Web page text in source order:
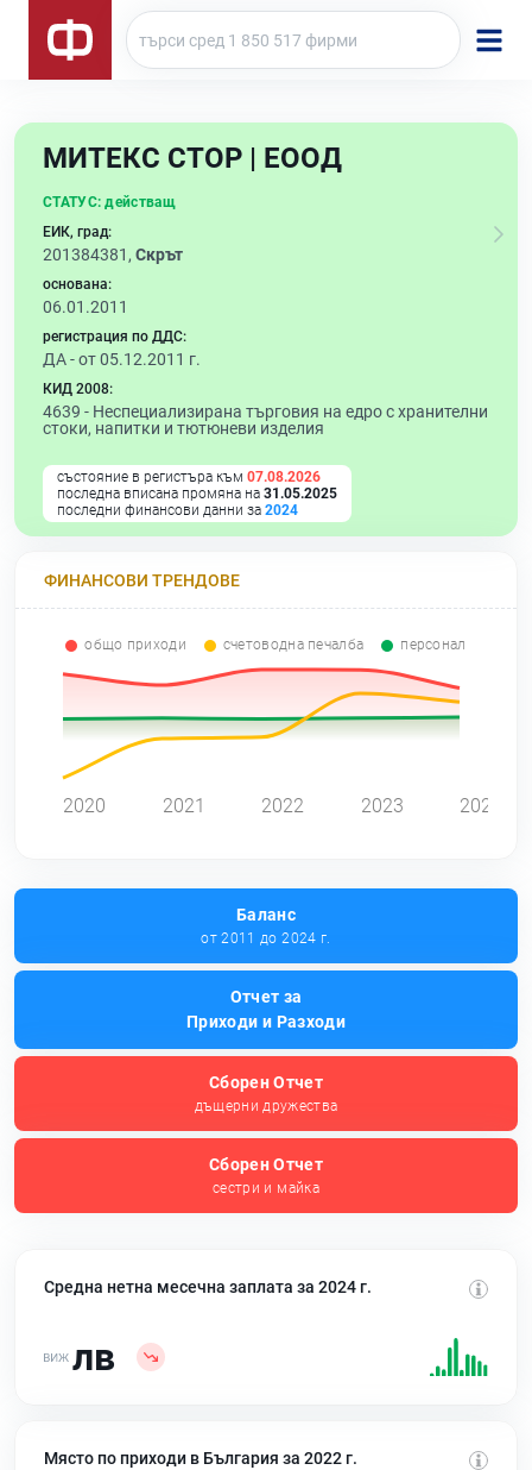
МИТЕКС СТОР | ЕООД
СТАТУС: действащ
ЕИК, град:
201384381, Скрът
основана:
06.01.2011
регистрация по ДДС:
ДА - от 05.12.2011 г.
КИД 2008:
4639 - Неспециализирана търговия на едро с хранителни
стоки, напитки и тютюневи изделия
състояние в регистъра към 07.08.2026
последна вписана промяна на 31.05.2025
последни финансови данни за 2024
ФИНАНСОВИ ТРЕНДОВЕ
общо приходи счетоводна печалба персонал
2020 2021 2022 2023 2024
Баланс
от 2011 до 2024 г.
Отчет за
Приходи и Разходи
Сборен Отчет
дъщерни дружества
Сборен Отчет
сестри и майка
Средна нетна месечна заплата за 2024 г.
лв
Място по приходи в България за 2022 г.